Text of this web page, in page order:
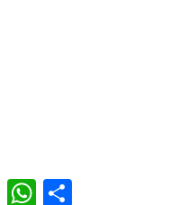
TumblrWhatsApp